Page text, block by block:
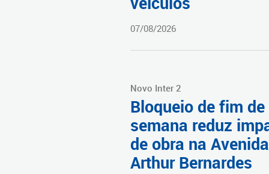
07/08/2026
Novo Inter 2
Bloqueio de fim de
semana reduz
de obra na Avenida
Arthur Bernardes